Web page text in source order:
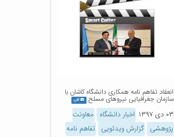
انعقاد تفاهم نامه همکاری دانشگاه کاشان با
سازمان جغرافیایی نیروهای مسلح گالری
۰۳ دی ۱۳۹۷ اخبار دانشگاه معاونت
پژوهشی گزارش ویدئویی تفاهم نامه